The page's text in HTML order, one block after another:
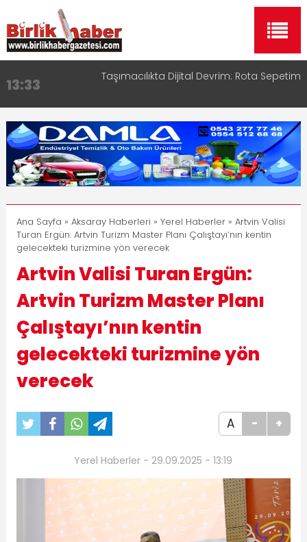
13:33 Taşımacılıkta Dijital Devrim: Rota Sepetim
17:15
Aksaray OSB Bölge Müdürü Makam Koltuğunu
Çocuklara Bıraktı
16:00
Aksaray Esnaf Rehberi ile Google ve Yapay Zeka
Aramalarında Öne Çıkın
8:23 Aksaray Esnaf Rehberi Hizmete Girdi
11:30
Birlikhaber.com Yayın Hayatına Başladı | Hızlı ve
Akıllı Haber Platformu
Ana Sayfa » Aksaray Haberleri » Yerel Haberler» Artvin Valisi
Turan Ergün: Artvin Turizm Master Planı Çalıştayı’nın kentin
gelecekteki turizmine yön verecek
Artvin Valisi Turan Ergün:
Artvin Turizm Master Planı
Çalıştayı’nın kentin
gelecekteki turizmine yön
verecek
A - +
Yerel Haberler - 29.09.2025 - 13:19